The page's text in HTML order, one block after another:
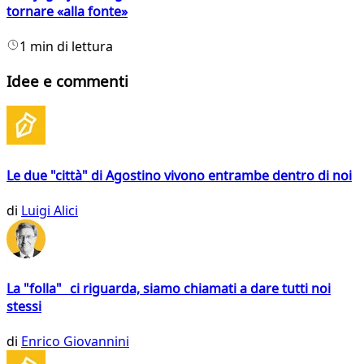
tornare «alla fonte»
1 min di lettura
Idee e commenti
Le due "città" di Agostino vivono entrambe dentro di noi
di Luigi Alici
La "folla" ci riguarda, siamo chiamati a dare tutti noi
stessi
di Enrico Giovannini